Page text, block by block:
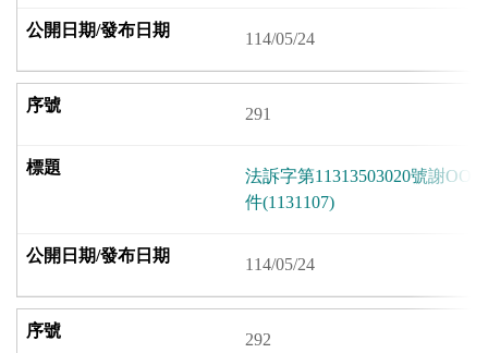
114/05/24
291
法訴字第11313503020號謝OO
件(1131107)
114/05/24
292